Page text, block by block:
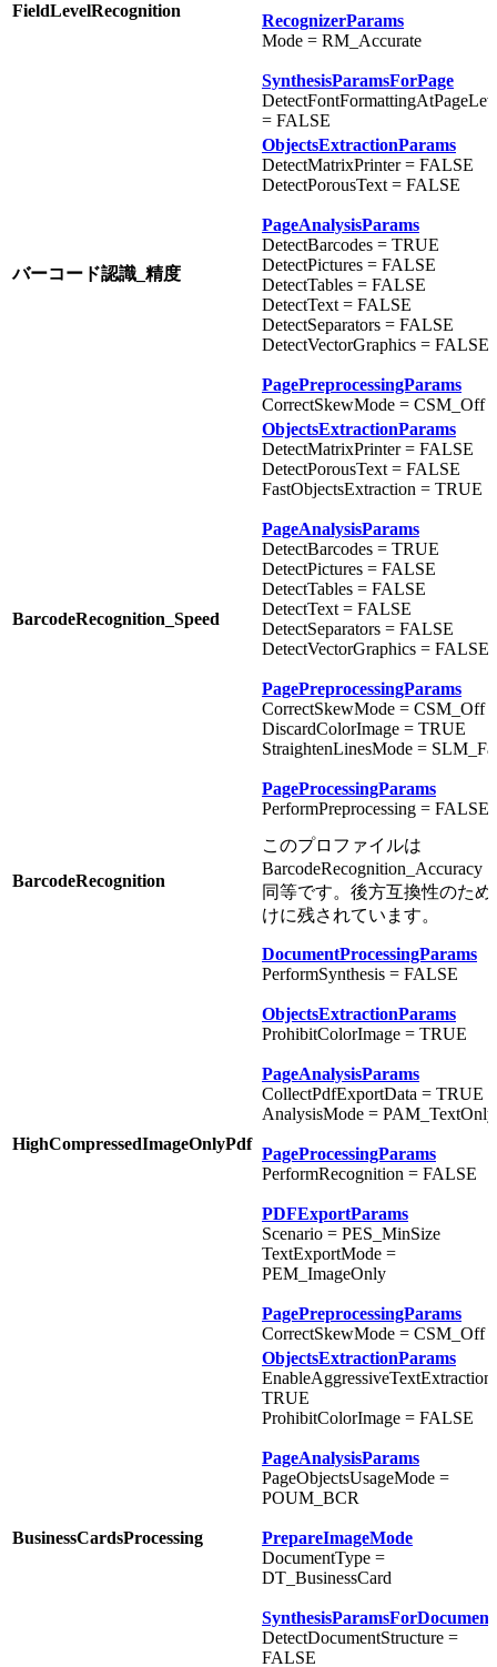
FieldLevelRecognition
RecognizerParams
Mode = RM_Accurate
SynthesisParamsForPage
= FALSE
バーコード認識_精度
ObjectsExtractionParams
DetectMatrixPrinter = FALSE
DetectPorousText = FALSE
PageAnalysisParams
DetectBarcodes = TRUE
DetectPictures = FALSE
DetectTables = FALSE
DetectText = FALSE
DetectSeparators = FALSE
DetectVectorGraphics = FALSE
PagePreprocessingParams
CorrectSkewMode = CSM_Off
BarcodeRecognition_Speed
ObjectsExtractionParams
DetectMatrixPrinter = FALSE
DetectPorousText = FALSE
FastObjectsExtraction = TRUE
PageAnalysisParams
DetectBarcodes = TRUE
DetectPictures = FALSE
DetectTables = FALSE
DetectText = FALSE
DetectSeparators = FALSE
DetectVectorGraphics = FALSE
PagePreprocessingParams
CorrectSkewMode = CSM_Off
DiscardColorImage = TRUE
StraightenLinesMode =
PageProcessingParams
PerformPreprocessing = FALSE
BarcodeRecognition
このプロファイルは
BarcodeRecognition_Accuracy
同等です。後方互換性のため
けに残されています。
HighCompressedImageOnlyPdf
DocumentProcessingParams
PerformSynthesis = FALSE
ObjectsExtractionParams
ProhibitColorImage = TRUE
PageAnalysisParams
CollectPdfExportData = TRUE
AnalysisMode = PAM_TextOnly
PageProcessingParams
PerformRecognition = FALSE
PDFExportParams
Scenario = PES_MinSize
TextExportMode =
PEM_ImageOnly
PagePreprocessingParams
CorrectSkewMode = CSM_Off
BusinessCardsProcessing
ObjectsExtractionParams
EnableAggressiveTextExtraction
TRUE
ProhibitColorImage = FALSE
PageAnalysisParams
PageObjectsUsageMode =
POUM_BCR
PrepareImageMode
DocumentType =
DT_BusinessCard
SynthesisParamsForDocument
DetectDocumentStructure =
FALSE